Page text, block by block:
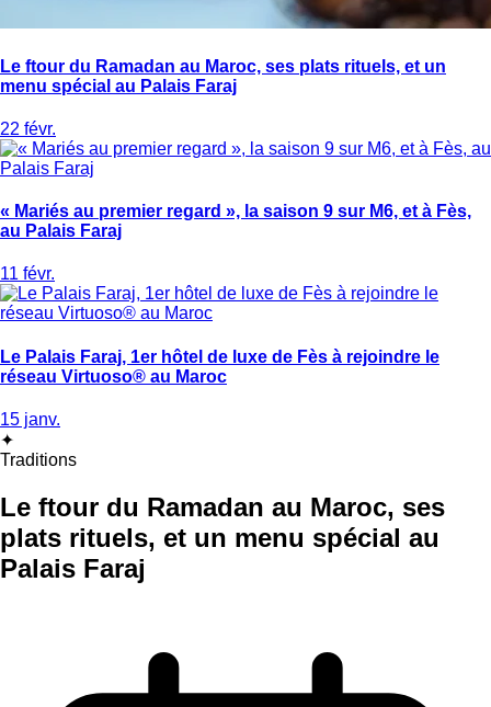
Le ftour du Ramadan au Maroc, ses plats rituels, et un
menu spécial au Palais Faraj
22 févr.
« Mariés au premier regard », la saison 9 sur M6, et à Fès,
au Palais Faraj
11 févr.
Le Palais Faraj, 1er hôtel de luxe de Fès à rejoindre le
réseau Virtuoso® au Maroc
15 janv.
✦
Traditions
Le ftour du Ramadan au Maroc, ses
plats rituels, et un menu spécial au
Palais Faraj